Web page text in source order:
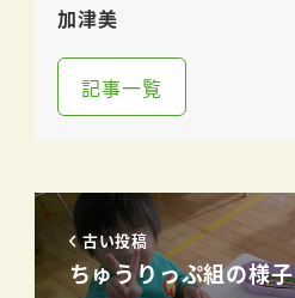
加津美
記事一覧
古い投稿
ちゅうりっぷ組の様子